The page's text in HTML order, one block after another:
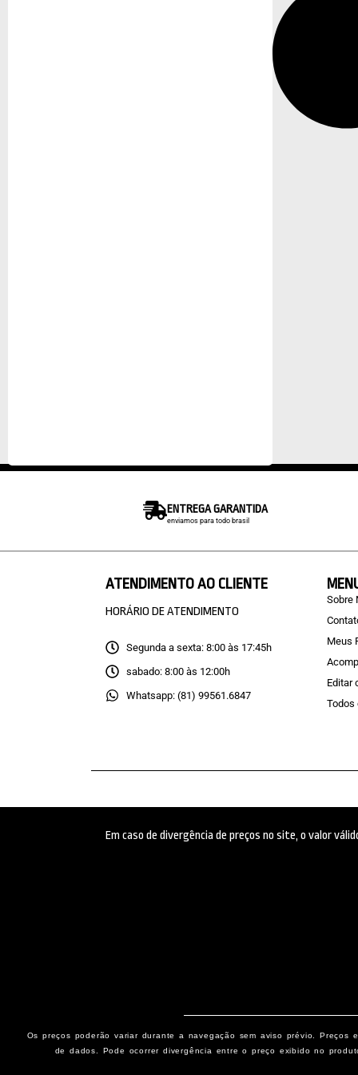
ENTREGA GARANTIDA
enviamos para todo brasil
ATENDIMENTO AO CLIENTE
HORÁRIO DE ATENDIMENTO
Segunda a sexta: 8:00 às 17:45h
sabado: 8:00 às 12:00h
Whatsapp: (81) 99561.6847
Sobre
Meus
Editar
Todos
Em caso de divergência de preços no site, o valor
Os preços poderão variar durante a navegação sem aviso prévio.
de dados. Pode ocorrer divergência entre o preço exibido no